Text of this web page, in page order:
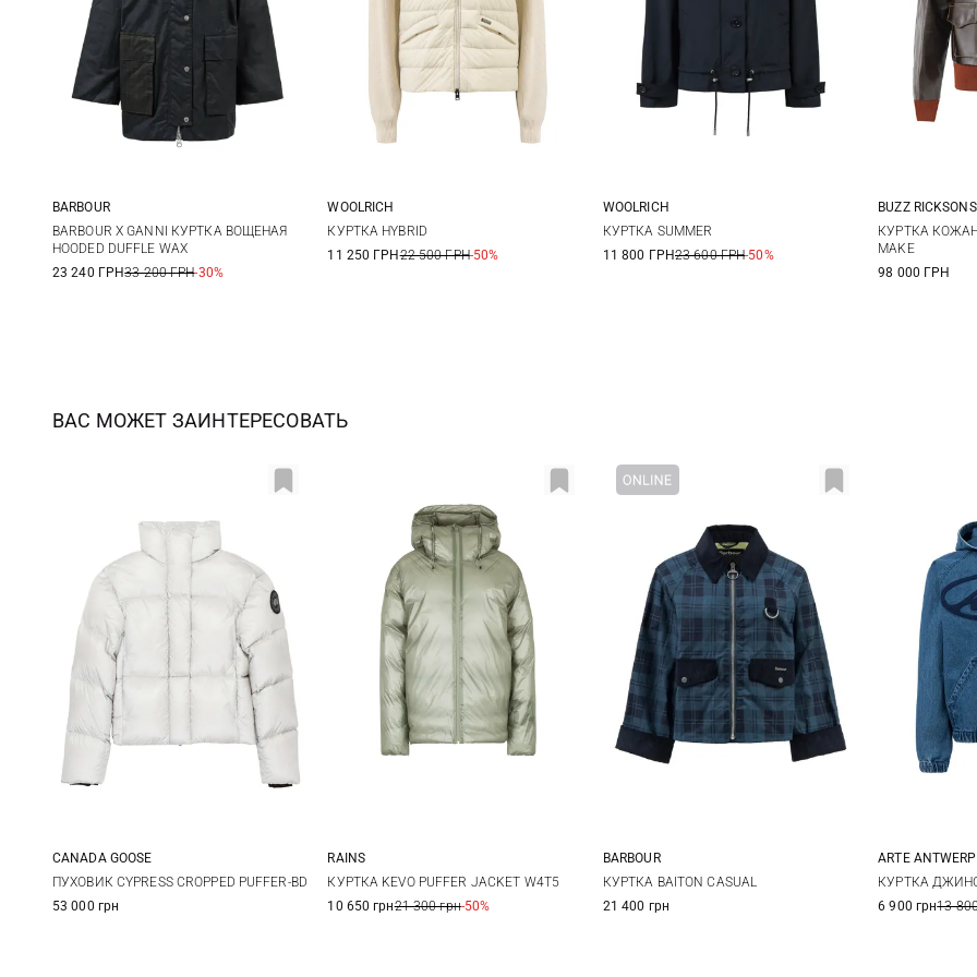
6 8 10 12
BARBOUR
BARBOUR X GANNI КУРТКА ВОЩЕНАЯ
HOODED DUFFLE WAX
23 240 ГРН33 200 ГРН-30%
S M
WOOLRICH
КУРТКА HYBRID
11 250 ГРН22 500 ГРН-50%
XXS XS
WOOLRICH
КУРТКА SUMMER
11 800 ГРН23 600 ГРН-50%
40
BUZZ RICKSONS
КУРТКА
MAKE
98 000 ГРН
ВАС МОЖЕТ ЗАИНТЕРЕСОВАТЬ
XS S M L
CANADA GOOSE
ПУХОВИК CYPRESS CROPPED PUFFER-BD
53 000 грн
S M
RAINS
КУРТКА KEVO PUFFER JACKET W4T5
10 650 грн21 300 грн-50%
8 10
BARBOUR
КУРТКА BAITON CASUAL
21 400 грн
S
ARTE ANTWERP
КУРТКА
6 900 грн13